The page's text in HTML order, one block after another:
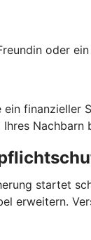
oder
finanzieller
startet
erweitern.